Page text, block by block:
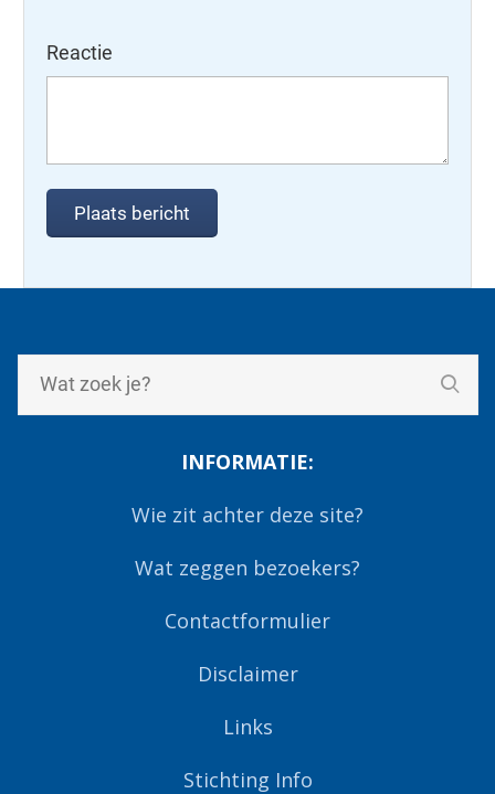
Reactie
INFORMATIE:
Wie zit achter deze site?
Wat zeggen bezoekers?
Contactformulier
Disclaimer
Links
Stichting Info